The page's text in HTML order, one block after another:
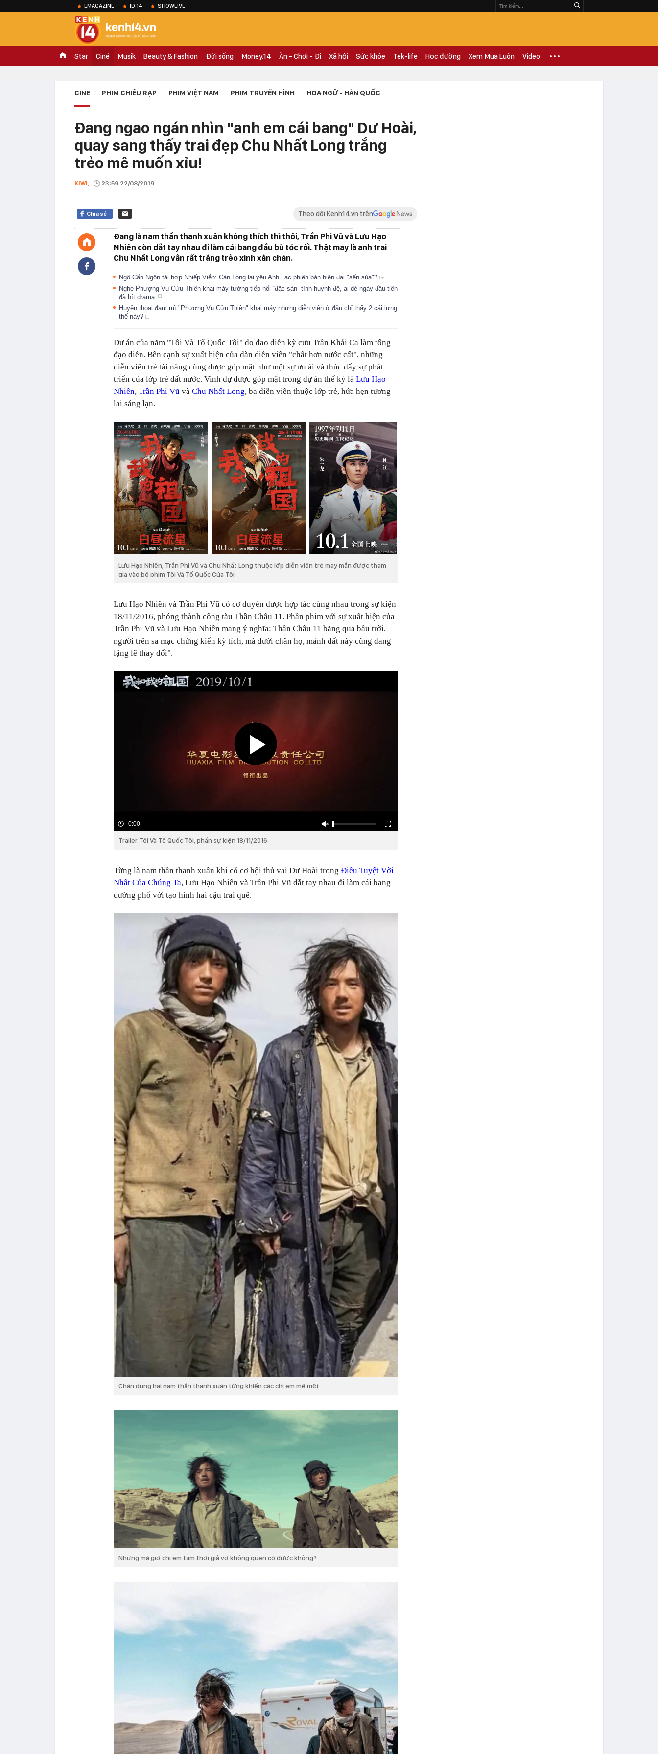
EMAGAZINE ID.14 SHOWLIVE
Star Ciné Musik Beauty & Fashion Đời sống Money.14 Ăn - Chơi - Đi Xã hội Sức khỏe Tek-life Học đường Xem Mua Luôn Video
CINE PHIM CHIẾU RẠP PHIM VIỆT NAM PHIM TRUYỀN HÌNH HOA NGỮ - HÀN QUỐC
Đang ngao ngán nhìn "anh em cái bang" Dư Hoài,
quay sang thấy trai đẹp Chu Nhất Long trắng
trẻo mê muốn xỉu!
KIWI, 23:59 22/08/2019
Chia sẻ Theo dõi Kenh14.vn trên
Đang là nam thần thanh xuân không thích thì thôi, Trần Phi Vũ và Lưu Hạo
Nhiên còn dắt tay nhau đi làm cái bang đầu bù tóc rối. Thật may là anh trai
Chu Nhất Long vẫn rất trắng trẻo xinh xắn chán.
Ngô Cẩn Ngôn tái hợp Nhiếp Viễn: Càn Long lại yêu Anh Lạc phiên bản hiện đại "sến súa"?
Nghe Phượng Vu Cửu Thiên khai máy tưởng tiếp nối “đặc sản” tình huynh đệ, ai dè ngày đầu tiên
đã hít drama
Huyền thoại đam mĩ "Phượng Vu Cửu Thiên" khai máy nhưng diễn viên ở đâu chỉ thấy 2 cái lưng
thế này?
Dự án của năm "Tôi Và Tổ Quốc Tôi" do đạo diễn kỳ cựu Trần Khải Ca làm tổng
đạo diễn. Bên cạnh sự xuất hiện của dàn diễn viên "chất hơn nước cất", những
diễn viên trẻ tài năng cũng được góp mặt như một sự ưu ái và thúc đẩy sự phát
triển của lớp trẻ đất nước. Vinh dự được góp mặt trong dự án thế kỷ là Lưu Hạo
Nhiên, Trần Phi Vũ và Chu Nhất Long, ba diễn viên thuộc lớp trẻ, hứa hẹn tương
lai sáng lạn.
Lưu Hạo Nhiên, Trần Phi Vũ và Chu Nhất Long thuộc lớp diễn viên trẻ may mắn được tham
gia vào bộ phim Tôi Và Tổ Quốc Của Tôi
Lưu Hạo Nhiên và Trần Phi Vũ có cơ duyên được hợp tác cùng nhau trong sự kiện
18/11/2016, phóng thành công tàu Thần Châu 11. Phần phim với sự xuất hiện của
Trần Phi Vũ và Lưu Hạo Nhiên mang ý nghĩa: Thần Châu 11 băng qua bầu trời,
người trên sa mạc chứng kiến kỳ tích, mà dưới chân họ, mảnh đất này cũng đang
lặng lẽ thay đổi".
0:00
Trailer Tôi Và Tổ Quốc Tôi, phần sự kiện 18/11/2016
Từng là nam thần thanh xuân khi có cơ hội thủ vai Dư Hoài trong Điều Tuyệt Vời
Nhất Của Chúng Ta, Lưu Hạo Nhiên và Trần Phi Vũ dắt tay nhau đi làm cái bang
đường phố với tạo hình hai cậu trai quê.
Chân dung hai nam thần thanh xuân từng khiến các chị em mê mệt
Nhưng mà giờ chị em tạm thời giả vờ không quen có được không?